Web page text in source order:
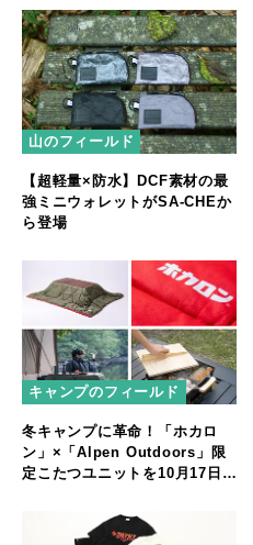
山のフィールド
【超軽量×防水】DCF素材の最
強ミニウォレットがSA-CHEか
ら登場
キャンプのフィールド
冬キャンプに革命！「ホカロ
ン」×「Alpen Outdoors」限
定こたつユニットを10月17日